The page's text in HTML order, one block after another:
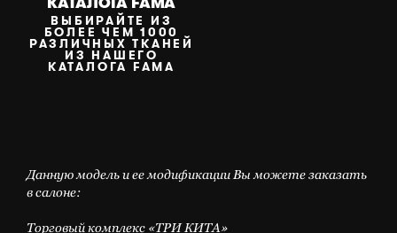
ВЫБИРАЙТЕ ИЗ
БОЛЕЕ ЧЕМ 1000
РАЗЛИЧНЫХ ТКАНЕЙ
ИЗ НАШЕГО
КАТАЛОГА FAMA
Данную модель и ее модификации Вы можете заказать
в салоне:
Торговый комплекс «ТРИ КИТА»